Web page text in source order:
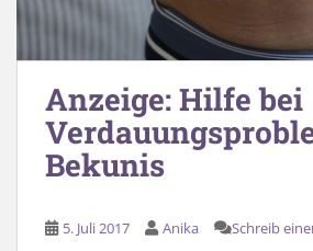
Anzeige: Hilfe bei
Bekunis
5. Juli 2017 Anika Schreib